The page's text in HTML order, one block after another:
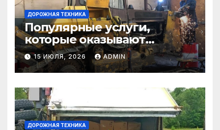
ДОРОЖНАЯ ТЕХНИКА
Популярные услуги,
которые оказывают
самосвалы в строительстве
и логистике
15 ИЮЛЯ, 2026 ADMIN
ДОРОЖНАЯ ТЕХНИКА